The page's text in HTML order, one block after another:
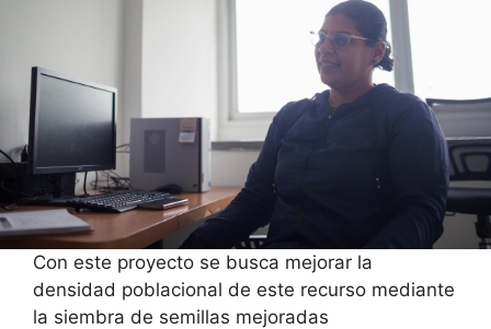
Con este proyecto se busca mejorar la
densidad poblacional de este recurso mediante
la siembra de semillas mejoradas